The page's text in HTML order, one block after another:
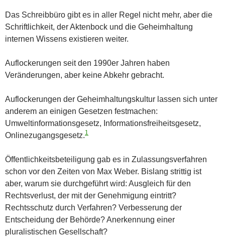
Das Schreibbüro gibt es in aller Regel nicht mehr, aber die
Schriftlichkeit, der Aktenbock und die Geheimhaltung
internen Wissens existieren weiter.
Auflockerungen seit den 1990er Jahren haben
Veränderungen, aber keine Abkehr gebracht.
Auflockerungen der Geheimhaltungskultur lassen sich unter
anderem an einigen Gesetzen festmachen:
Umweltinformationsgesetz, Informationsfreiheitsgesetz,
Onlinezugangsgesetz.1
Öffentlichkeitsbeteiligung gab es in Zulassungsverfahren
schon vor den Zeiten von Max Weber. Bislang strittig ist
aber, warum sie durchgeführt wird: Ausgleich für den
Rechtsverlust, der mit der Genehmigung eintritt?
Rechtsschutz durch Verfahren? Verbesserung der
Entscheidung der Behörde? Anerkennung einer
pluralistischen Gesellschaft?